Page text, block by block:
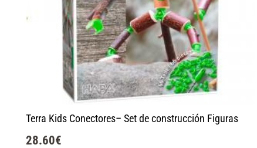
Terra Kids Conectores– Set de construcción Figuras
28.60€